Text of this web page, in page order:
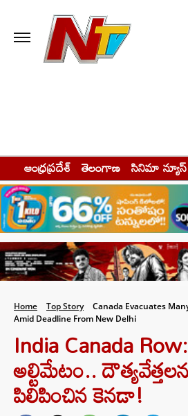
ఆంధ్రప్రదేశ్ తెలంగాణ సినిమా న్యూస్
Home Top Story
Canada Evacuates
Amid Deadline From New Delhi
India Canada
అల్టిమేటం..
పిలిపించిన కెనడా!